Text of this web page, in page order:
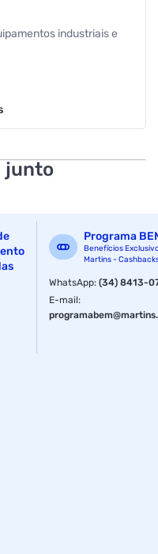
industriais e
junto
Programa
Benefícios
Martins -
WhatsApp:(34) 8413-
E-mail: